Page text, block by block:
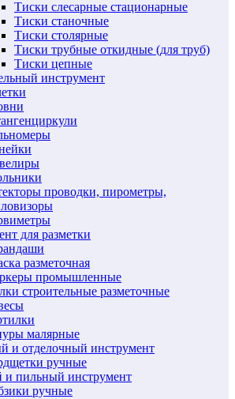
Тиски слесарные стационарные
Тиски станочные
Тиски столярные
Тиски трубные откидные (для труб)
Тиски цепные
инструмент
проводки, пирометры,
для разметки
разметочная
промышленные
строительные разметочные
малярные
и отделочный инструмент
ручные
пильный инструмент
ручные